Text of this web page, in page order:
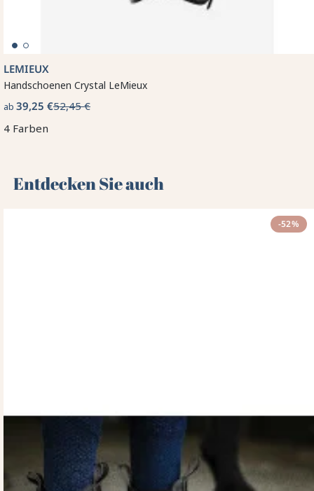
LEMIEUX
Handschoenen Crystal LeMieux
ab 39,25 €52,45 €
4 Farben
Entdecken Sie auch 🌻
-52%